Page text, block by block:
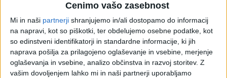
Cenimo vašo zasebnost
Mi in naši partnerji shranjujemo in/ali dostopamo do informacij
na napravi, kot so piškotki, ter obdelujemo osebne podatke, kot
so edinstveni identifikatorji in standardne informacije, ki jih
naprava pošilja za prilagojeno oglaševanje in vsebine, merjenje
oglaševanja in vsebine, analizo občinstva in razvoj storitev. Z
vašim dovoljenjem lahko mi in naši partnerji uporabljamo
PRVA STRANDDV - DAVEK NA DODANO VREDNOST